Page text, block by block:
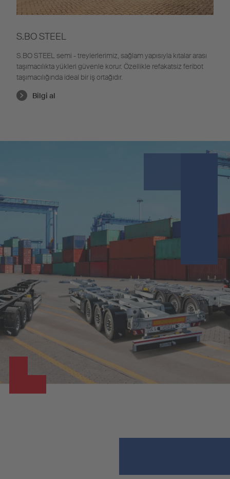
S.BO STEEL
S.BOSTEEL semi -treylerlerimiz, sağlam yapısıyla kıtalar arası
taşımacılıkta yükleri güvenle korur. Özellikle refakatsiz feribot
taşımacılığında ideal bir iş ortağıdır.
Bilgi al